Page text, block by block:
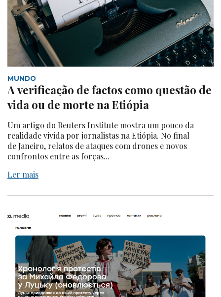
MUNDO
A verificação de factos como questão de
vida ou de morte na Etiópia
Um artigo do Reuters Institute mostra um pouco da
realidade vivida por jornalistas na Etiópia. No final
de Janeiro, relatos de ataques com drones e novos
confrontos entre as forças...
Ler mais